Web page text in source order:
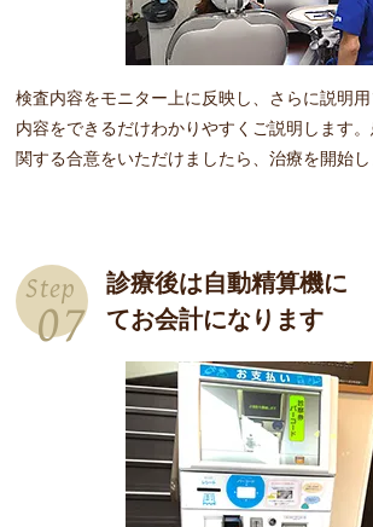
検査内容をモニター上に反映し、さらに説明
内容をできるだけわかりやすくご説明します
関する合意をいただけましたら、治療を開始し
Step
07
診療後は自動精算機に
てお会計になります